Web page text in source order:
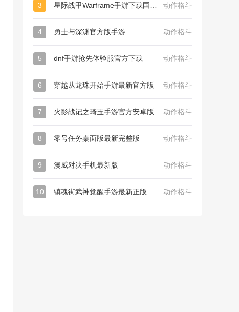
3 动作格斗
4 勇士与深渊官方版手游 动作格斗
5 dnf手游抢先体验服官方下载 动作格斗
6 穿越从龙珠开始手游最新官方版 动作格斗
7 火影战记之琦玉手游官方安卓版 动作格斗
8 零号任务桌面版最新完整版 动作格斗
9 漫威对决手机最新版 动作格斗
10 镇魂街武神觉醒手游最新正版 动作格斗